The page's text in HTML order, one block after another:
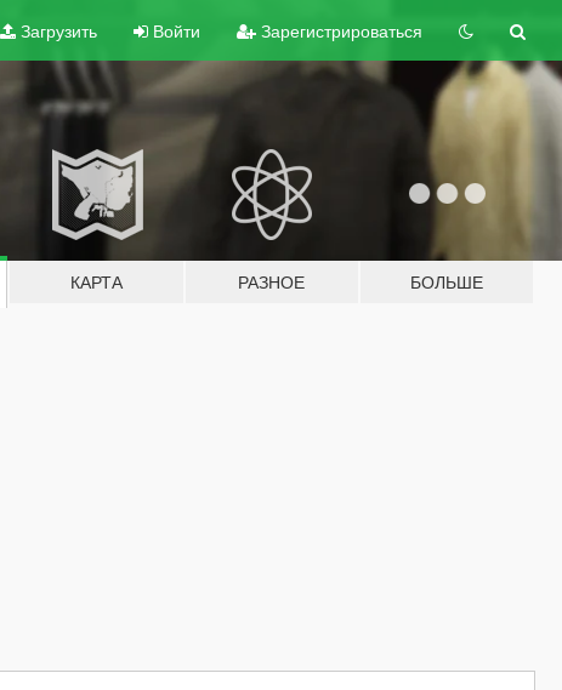
Загрузить Войти Зарегистрироваться
КАРТА РАЗНОЕ БОЛЬШЕ